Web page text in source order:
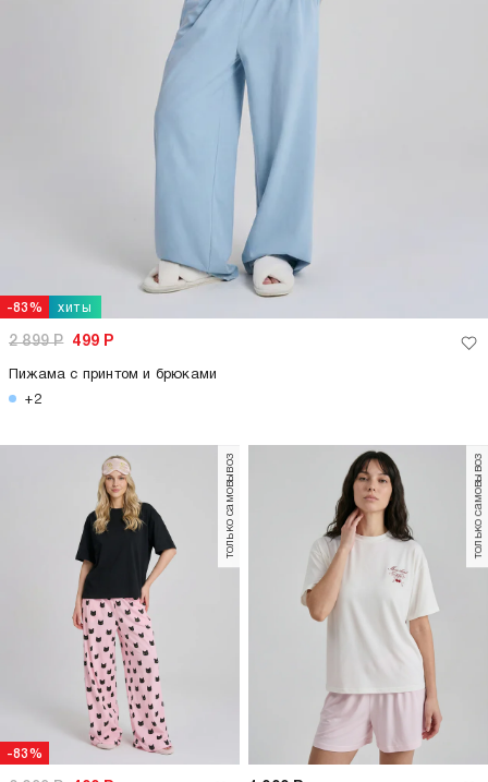
-83% хиты
2 899Р 499 Р
Пижама с принтом и брюками
+2
-83%
только самовывоз только самовывоз